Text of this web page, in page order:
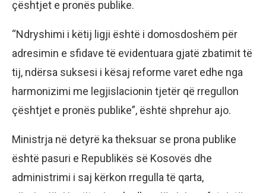
çështjet e pronës publike.
“Ndryshimi i këtij ligji është i domosdoshëm për
adresimin e sfidave të evidentuara gjatë zbatimit të
tij, ndërsa suksesi i kësaj reforme varet edhe nga
harmonizimi me legjislacionin tjetër që rregullon
çështjet e pronës publike”, është shprehur ajo.
Ministrja në detyrë ka theksuar se prona publike
është pasuri e Republikës së Kosovës dhe
administrimi i saj kërkon rregulla të qarta,